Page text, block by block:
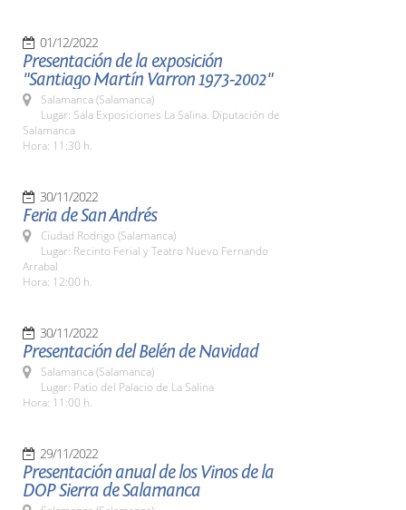
01/12/2022
Presentación de la exposición
"Santiago Martín Varron 1973-2002"
Salamanca (Salamanca)
Lugar: Sala Exposiciones La Salina. Diputación de
Salamanca
Hora: 11:30 h.
30/11/2022
Feria de San Andrés
Ciudad Rodrigo (Salamanca)
Lugar: Recinto Ferial y Teatro Nuevo Fernando
Arrabal
Hora: 12:00 h.
30/11/2022
Presentación del Belén de Navidad
Salamanca (Salamanca)
Lugar: Patio del Palacio de La Salina
Hora: 11:00 h.
29/11/2022
Presentación anual de los Vinos de la
DOP Sierra de Salamanca